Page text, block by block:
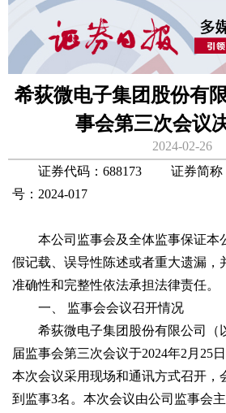
希荻微电子集团股份有
事会第三次会议
2024-02-26
证券代码：688173 证券简称
号：2024-017
本公司监事会及全体监事保证本
假记载、误导性陈述或者重大遗漏，
准确性和完整性依法承担法律责任。
一、 监事会会议召开情况
希荻微电子集团股份有限公司（
届监事会第三次会议于2024年2月25
本次会议采用现场和通讯方式召开，
到监事3名。本次会议由公司监事会